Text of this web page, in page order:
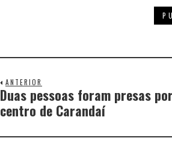
ANTERIOR
Duas pessoas foram presas
centro de Carandaí